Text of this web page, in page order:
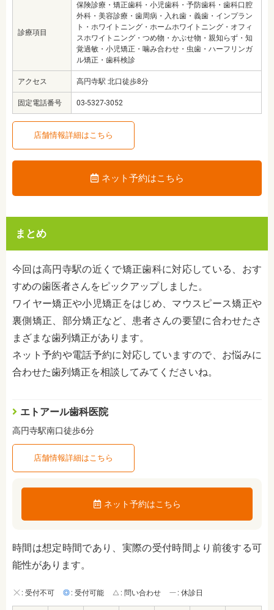
診療項目
保険診療・矯正歯科・小児歯科・予防歯科・歯科口腔
外科・美容診療・歯周病・入れ歯・義歯・インプラン
ト・ホワイトニング・ホームホワイトニング・オフィ
スホワイトニング・つめ物・かぶせ物・親知らず・知
覚過敏・小児矯正・噛み合わせ・虫歯・ハーフリンガ
ル矯正・歯科検診
アクセス 高円寺駅 北口徒歩8分
固定電話番号 03-5327-3052
店舗情報詳細はこちら
ネット予約はこちら
まとめ
今回は高円寺駅の近くで矯正歯科に対応している、おす
すめの歯医者さんをピックアップしました。
ワイヤー矯正や小児矯正をはじめ、マウスピース矯正や
裏側矯正、部分矯正など、患者さんの要望に合わせたさ
まざまな歯列矯正があります。
ネット予約や電話予約に対応していますので、お悩みに
合わせた歯列矯正を相談してみてくださいね。
エトアール歯科医院
高円寺駅南口徒歩6分
店舗情報詳細はこちら
ネット予約はこちら
時間は想定時間であり、実際の受付時間より前後する可
能性があります。
: 受付不可 : 受付可能 : 問い合わせ : 休診日